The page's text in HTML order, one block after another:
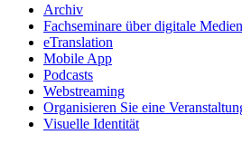
Archiv
Fachseminare über digitale Medien
eTranslation
Mobile App
Podcasts
Webstreaming
Organisieren Sie eine
Visuelle Identität